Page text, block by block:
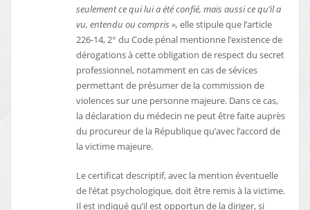
seulement ce qui lui a été confié, mais aussi ce qu’il a
vu, entendu ou compris »,elle stipule que l’article
226-14, 2° du Code pénal mentionne l’existence de
dérogations à cette obligation de respect du secret
professionnel, notamment en cas de sévices
permettant de présumer de la commission de
violences sur une personne majeure. Dans ce cas,
la déclaration du médecin ne peut être faite auprès
du procureur de la République qu’avec l’accord de
la victime majeure.
Le certificat descriptif, avec la mention éventuelle
de l’état psychologique, doit être remis à la victime.
Il est indiqué qu’il est opportun de la diriger, si